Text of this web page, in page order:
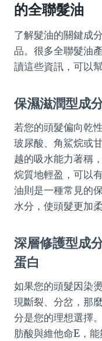
的全聯髮油
了解髮油的關鍵成
品。很多全聯髮油
讀這些資訊，可以
保濕滋潤型成
若您的頭髮偏向乾
玻尿酸、角鯊烷或
越的吸水能力著稱
烷質地輕盈，可以
油則是一種常見的
水分，使頭髮更加柔
深層修護型成
蛋白
如果您的頭髮因染
現斷裂、分岔，那
分是您的理想選擇
肪酸與維他命E，